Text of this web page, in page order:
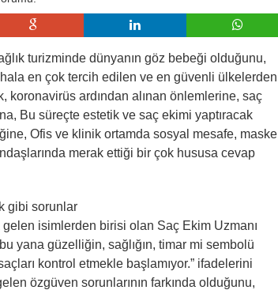
turizminde dünyanın göz bebeği olduğunu,
en çok tercih edilen ve en güvenli ülkelerden
koronavirüs ardından alınan önlemlerine, saç
Bu süreçte estetik ve saç ekimi yaptıracak
Ofis ve klinik ortamda sosyal mesafe, maske
merak ettiği bir çok hususa cevap
gibi sorunlar
isimlerden birisi olan Saç Ekim Uzmanı
bu yana güzelliğin, sağlığın, timar mi sembolü
kontrol etmekle başlamıyor.” ifadelerini
özgüven sorunlarının farkında olduğunu,